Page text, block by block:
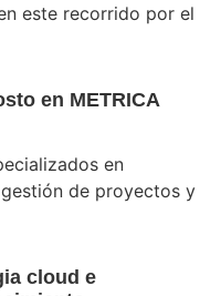
este recorrido por el
en METRICA
en
de proyectos y
cloud e